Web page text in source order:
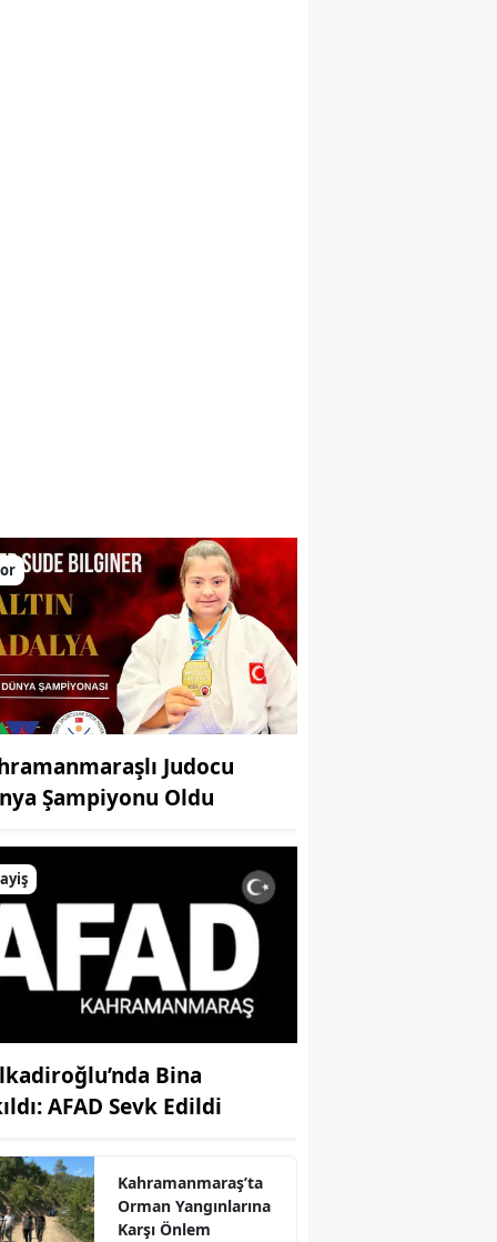
yükseltiyor
Judocu
Şampiyonu Oldu
Bina
AFAD Sevk Edildi
Kahramanmaraş’ta
Orman Yangınlarına
Karşı Önlem